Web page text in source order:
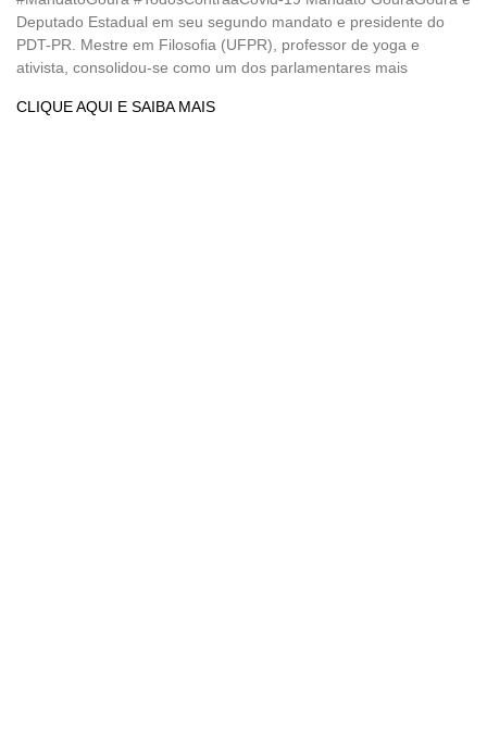
Deputado Estadual em seu segundo mandato e presidente do
PDT-PR. Mestre em Filosofia (UFPR), professor de yoga e
ativista, consolidou-se como um dos parlamentares mais
CLIQUE AQUI E SAIBA MAIS